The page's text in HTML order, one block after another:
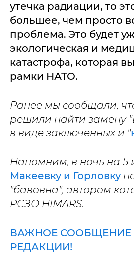
утечка радиации, то
большее, чем просто
проблема. Это будет
экологическая и
катастрофа, которая
рамки НАТО.
Ранее мы сообщали,
решили найти замену
в виде заключенных и "
Напомним, в ночь на 5
Макеевку и Горловку
"бавовна", автором
РСЗО HIMARS.
ВАЖНОЕ СООБЩЕНИЕ
РЕДАКЦИИ!